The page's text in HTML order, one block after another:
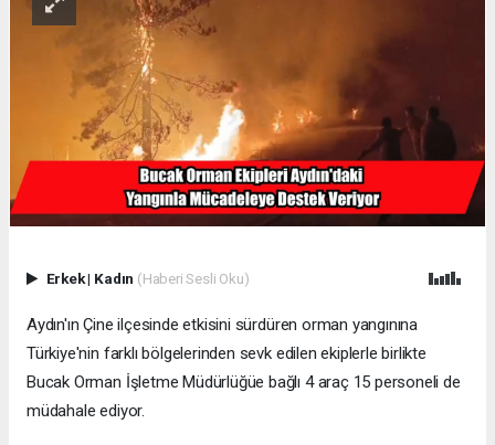
Erkek| Kadın (Haberi Sesli Oku)
Aydın'ın Çine ilçesinde etkisini sürdüren orman yangınına
Türkiye'nin farklı bölgelerinden sevk edilen ekiplerle birlikte
Bucak Orman İşletme Müdürlüğüe bağlı 4 araç 15 personeli de
müdahale ediyor.